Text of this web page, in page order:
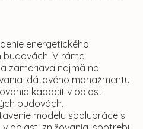
energetického
V rámci
zameriava najmä na
dátového manažmentu.
kapacít v oblasti
budovách.
modelu spolupráce s